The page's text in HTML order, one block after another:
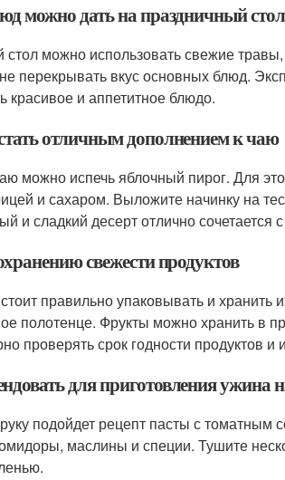
можно дать на праздничный стол
можно использовать свежие
перекрывать вкус основных блюд.
красивое и аппетитное блюдо.
отличным дополнением к чаю
можно испечь яблочный пирог. Для
и сахаром. Выложите начинку на
и сладкий десерт отлично сочетается
свежести продуктов
правильно упаковывать и
полотенце. Фрукты можно хранить в
проверять срок годности продуктов и
для приготовления ужина
подойдет рецепт пасты с томатным
маслины и специи. Тушите